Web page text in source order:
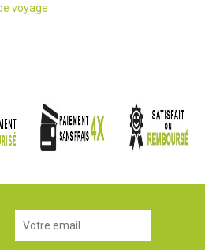
voyage